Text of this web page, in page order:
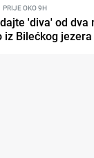
PRIJE OKO 9H
'diva' od dva
iz Bilećkog jezera